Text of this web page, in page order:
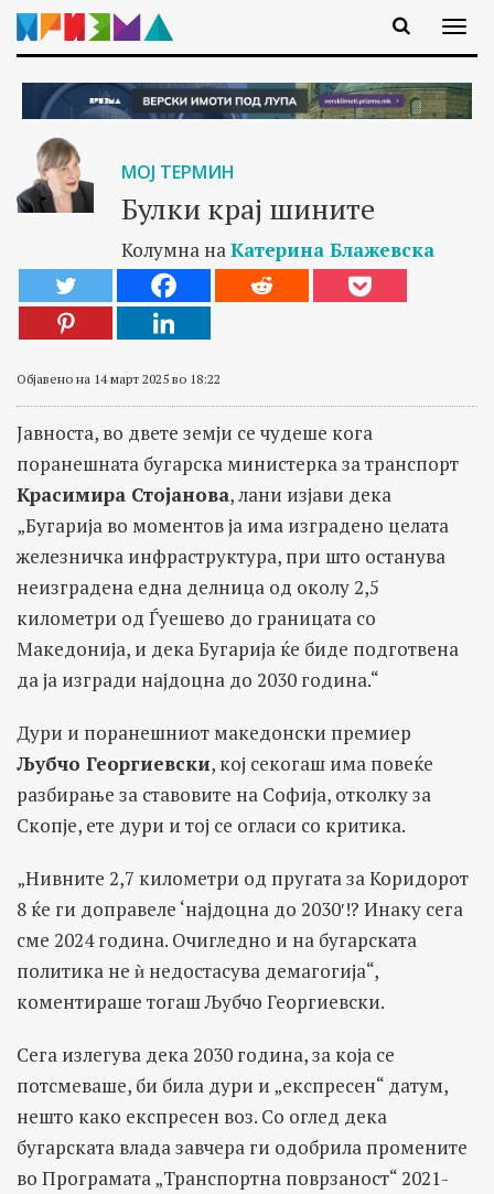
МОЈ ТЕРМИН
Булки крај шините
Колумна наКатерина Блажевска
Објавено на 14 март 2025 во 18:22
Јавноста, во двете земји се чудеше кога
поранешната бугарска министерка за транспорт
Красимира Стојанова, лани изјави дека
„Бугарија во моментов ја има изградено целата
железничка инфраструктура, при што останува
неизградена една делница од околу 2,5
километри од Ѓуешево до границата со
Македонија, и дека Бугарија ќе биде подготвена
да ја изгради најдоцна до 2030 година.“
Дури и поранешниот македонски премиер
Љубчо Георгиевски, кој секогаш има повеќе
разбирање за ставовите на Софија, отколку за
Скопје, ете дури и тој се огласи со критика.
„Нивните 2,7 километри од пругата за Коридорот
8 ќе ги доправеле ‘најдоцна до 2030′!? Инаку сега
сме 2024 година. Очигледно и на бугарската
политика не ѝ недостасува демагогија“,
коментираше тогаш Љубчо Георгиевски.
Сега излегува дека 2030 година, за која се
потсмеваше, би била дури и „експресен“ датум,
нешто како експресен воз. Со оглед дека
бугарската влада завчера ги одобрила промените
во Програмата „Транспортна поврзаност“ 2021-